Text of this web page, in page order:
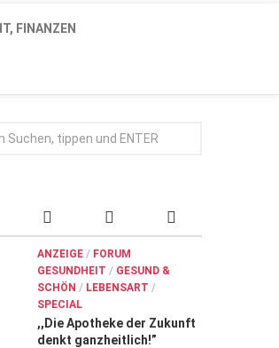
FINANZEN
ANZEIGE / FORUM
GESUNDHEIT / GESUND &
SCHÖN / LEBENSART /
SPECIAL
,,Die Apotheke der Zukunft
denkt ganzheitlich!”